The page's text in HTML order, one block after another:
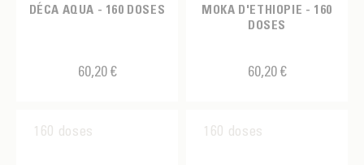
DÉCA AQUA - 160 DOSES
60,20 €
MOKA D'ETHIOPIE - 160
DOSES
60,20 €
160 doses 160 doses